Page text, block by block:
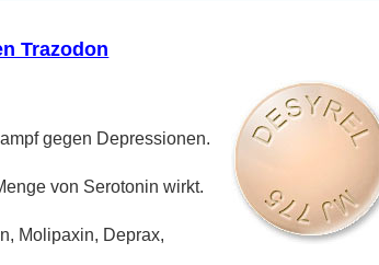
Trazodon
gegen Depressionen.
von Serotonin wirkt.
Molipaxin, Deprax,